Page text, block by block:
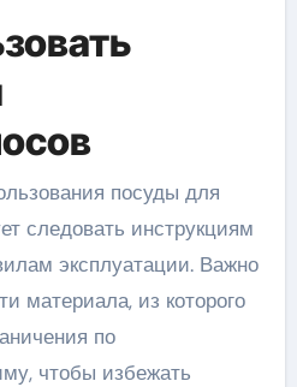
посуды для
следовать инструкциям
эксплуатации. Важно
материала, из которого
по
чтобы избежать